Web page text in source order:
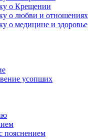
о Крещении
о любви и отношениях
о медицине и здоровье
усопших
пояснением